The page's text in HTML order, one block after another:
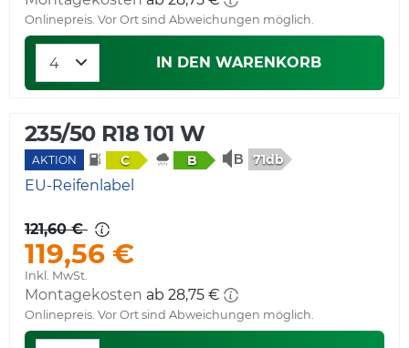
Onlinepreis. Vor Ort sind Abweichungen möglich.
IN DEN WARENKORB
235/50 R18 101 W
AKTION C B 71db
EU-Reifenlabel
121,60 €
119,56 €
Inkl. MwSt.
Montagekosten ab 28,75 €
Onlinepreis. Vor Ort sind Abweichungen möglich.